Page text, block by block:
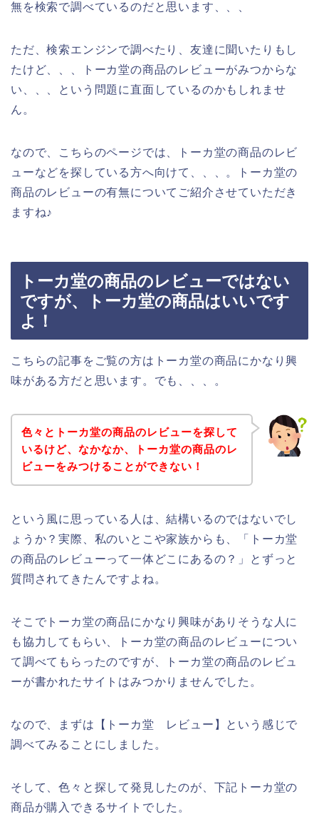
無を検索で調べているのだと思います、、、
ただ、検索エンジンで調べたり、友達に聞いたりもし
たけど、、、トーカ堂の商品のレビューがみつからな
い、、、という問題に直面しているのかもしれませ
ん。
なので、こちらのページでは、トーカ堂の商品のレビ
ューなどを探している方へ向けて、、、。トーカ堂の
商品のレビューの有無についてご紹介させていただき
ますね♪
トーカ堂の商品のレビューではない
ですが、トーカ堂の商品はいいです
よ！
こちらの記事をご覧の方はトーカ堂の商品にかなり興
味がある方だと思います。でも、、、。
色々とトーカ堂の商品のレビューを探して
いるけど、なかなか、トーカ堂の商品のレ
ビューをみつけることができない！
という風に思っている人は、結構いるのではないでし
ょうか？実際、私のいとこや家族からも、「トーカ堂
の商品のレビューって一体どこにあるの？」とずっと
質問されてきたんですよね。
そこでトーカ堂の商品にかなり興味がありそうな人に
も協力してもらい、トーカ堂の商品のレビューについ
て調べてもらったのですが、トーカ堂の商品のレビュ
ーが書かれたサイトはみつかりませんでした。
なので、まずは【トーカ堂 レビュー】という感じで
調べてみることにしました。
そして、色々と探して発見したのが、下記トーカ堂の
商品が購入できるサイトでした。